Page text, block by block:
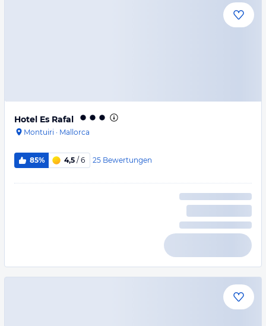
Hotel Es Rafal
Montuiri · Mallorca
85% 4,5 / 6 25 Bewertungen